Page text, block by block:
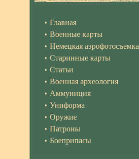
Главная
Военные карты
Немецкая аэрофотосъемка
Старинные карты
Статьи
Военная археология
Аммуниция
Униформа
Оружие
Патроны
Боеприпасы